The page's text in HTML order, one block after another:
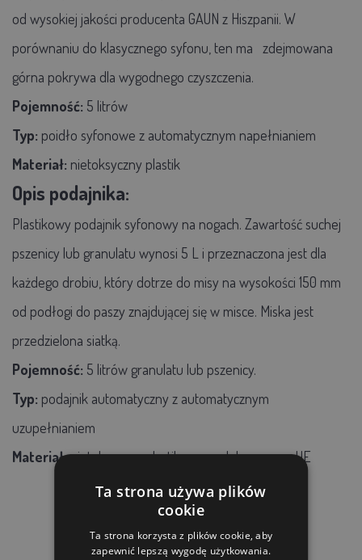
od wysokiej jakości producenta GAUN z Hiszpanii. W
porównaniu do klasycznego syfonu, ten ma zdejmowana
górna pokrywa dla wygodnego czyszczenia.
Pojemność: 5 litrów
Typ: poidło syfonowe z automatycznym napełnianiem
Materiał: nietoksyczny plastik
Opis podajnika:
Plastikowy podajnik syfonowy na nogach. Zawartość suchej
pszenicy lub granulatu wynosi 5 L i przeznaczona jest dla
każdego drobiu, który dotrze do misy na wysokości 150 mm
od podłogi do paszy znajdującej się w misce. Miska jest
przedzielona siatką.
Pojemność: 5 litrów granulatu lub pszenicy.
Typ: podajnik automatyczny z automatycznym
uzupełnianiem
Materiał:nietoksyczny plastik, wyprodukowany w UE
PRODUKTY POWIĄZANE
Ta strona używa plików
cookie
Ta strona korzysta z plików cookie, aby
zapewnić lepszą wygodę użytkowania.